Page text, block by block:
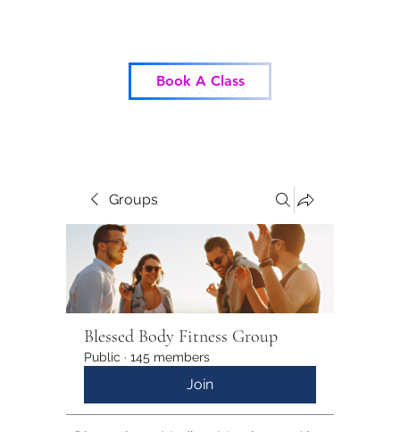
Book A Class
Groups
Blessed Body Fitness Group
Public · 145 members
Join